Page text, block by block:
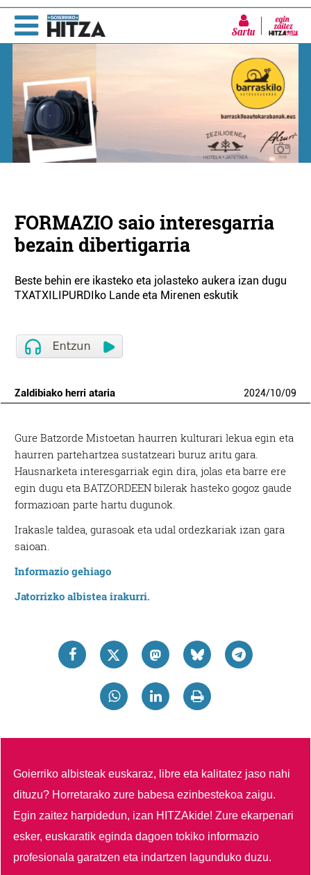
Sartu
FORMAZIO saio interesgarria
bezain dibertigarria
Beste behin ere ikasteko eta jolasteko aukera izan dugu
TXATXILIPURDIko Lande eta Mirenen eskutik
Zaldibiako herri ataria 2024/10/09
Gure Batzorde Mistoetan haurren kulturari lekua egin eta
haurren partehartzea sustatzeari buruz aritu gara.
Hausnarketa interesgarriak egin dira, jolas eta barre ere
egin dugu eta BATZORDEEN bilerak hasteko gogoz gaude
formazioan parte hartu dugunok.
Irakasle taldea, gurasoak eta udal ordezkariak izan gara
saioan.
Informazio gehiago
Jatorrizko albistea irakurri.
Goierriko albisteak euskaraz, libre eta kalitatez jaso nahi
dituzu? Horretarako zure babesa ezinbestekoa zaigu.
Egin zaitez harpidedun, izan HITZAkide!Zure ekarpenari
esker, euskaratik eginda dagoen tokiko informazio
profesionala garatzen eta indartzen lagunduko duzu.